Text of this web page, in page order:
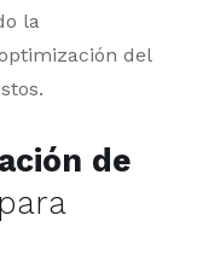
la
del
de
para